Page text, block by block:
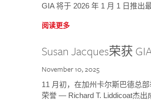
GIA 将于 2026 年 1 月 1 日推出
阅读更多
Susan Jacques荣获
November 10, 2025
11 月初，在加州卡尔斯巴德总
荣誉 — Richard T. Liddicoat杰出